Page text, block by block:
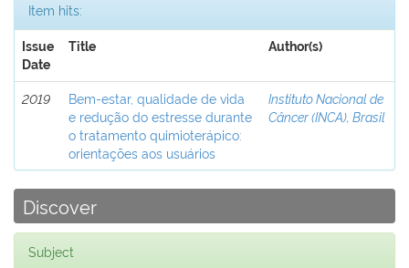
Item hits:
Issue
Date
Title Author(s)
2019
Bem-estar, qualidade de vida
e redução do estresse durante
o tratamento quimioterápico:
orientações aos usuários
Instituto Nacional de
Câncer (INCA), Brasil
Discover
Subject